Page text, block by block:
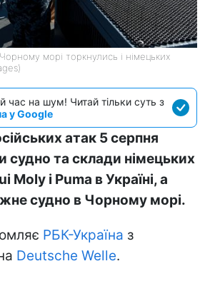
морі торкнулись і німецьких
час на шум! Читай тільки суть з
у Google
атак 5 серпня
судно та склади німецьких
Moly і Puma в Україні, а
судно в Чорному морі.
РБК-Україна з
Deutsche Welle.